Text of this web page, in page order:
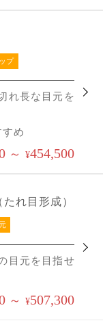
プ
れ長な目元を
め
～ ¥454,500
れ目形成）
目元を目指せ
～ ¥507,300